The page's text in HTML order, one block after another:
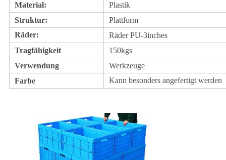
Material:
Plastik
Struktur:
Plattform
Räder:
Räder PU-3inches
Tragfähigkeit
150kgs
Verwendung
Werkzeuge
Farbe
Kann besonders angefertigt werden